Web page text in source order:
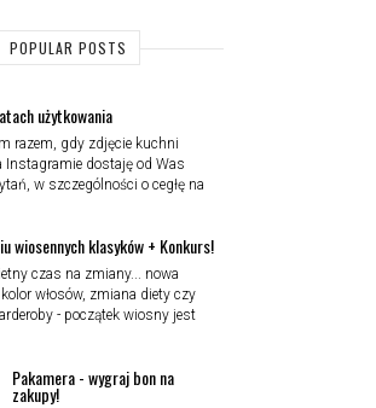
POPULAR POSTS
użytkowania
razem, gdy zdjęcie kuchni
Instagramie dostaję od Was
w szczególności o cegłę na
wiosennych klasyków + Konkurs!
czas na zmiany... nowa
włosów, zmiana diety czy
- początek wiosny jest
Pakamera - wygraj bon na
zakupy!